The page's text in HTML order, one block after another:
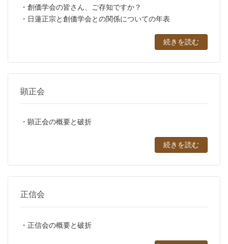
・創価学会の皆さん、ご存知ですか？
・日蓮正宗と創価学会との関係についての年表
続きを読む
顕正会
・顕正会の概要と破折
続きを読む
正信会
・正信会の概要と破折